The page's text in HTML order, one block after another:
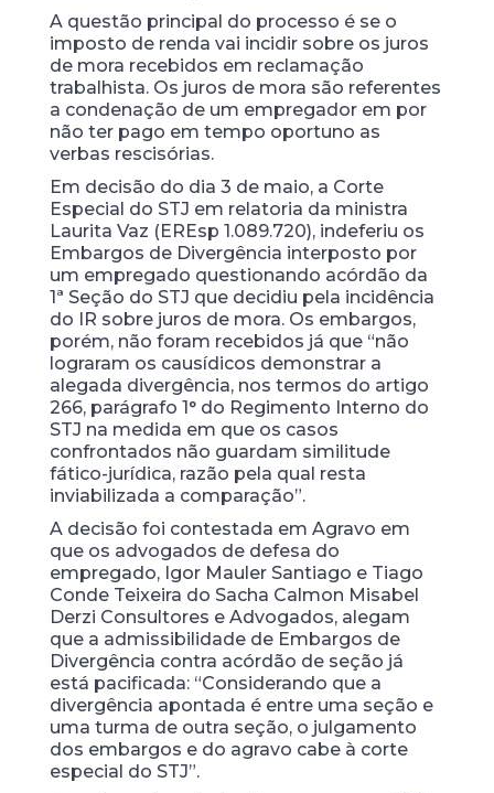
A questão principal do processo é se o
imposto de renda vai incidir sobre os juros
de mora recebidos em reclamação
trabalhista. Os juros de mora são referentes
a condenação de um empregador em por
não ter pago em tempo oportuno as
verbas rescisórias.
Em decisão do dia 3 de maio, a Corte
Especial do STJ em relatoria da ministra
Laurita Vaz (EREsp 1.089.720), indeferiu os
Embargos de Divergência interposto por
um empregado questionando acórdão da
1ª Seção do STJ que decidiu pela incidência
do IR sobre juros de mora. Os embargos,
porém, não foram recebidos já que “não
lograram os causídicos demonstrar a
alegada divergência, nos termos do artigo
266, parágrafo 1° do Regimento Interno do
STJ na medida em que os casos
confrontados não guardam similitude
fático-jurídica, razão pela qual resta
inviabilizada a comparação”.
A decisão foi contestada em Agravo em
que os advogados de defesa do
empregado, Igor Mauler Santiago e Tiago
Conde Teixeira do Sacha Calmon Misabel
Derzi Consultores e Advogados, alegam
que a admissibilidade de Embargos de
Divergência contra acórdão de seção já
está pacificada: “Considerando que a
divergência apontada é entre uma seção e
uma turma de outra seção, o julgamento
dos embargos e do agravo cabe à corte
especial do STJ”.